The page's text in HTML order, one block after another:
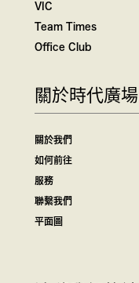
VIC
Team Times
Office Club
關於時代廣場
關於我們
如何前往
服務
聯繫我們
平面圖